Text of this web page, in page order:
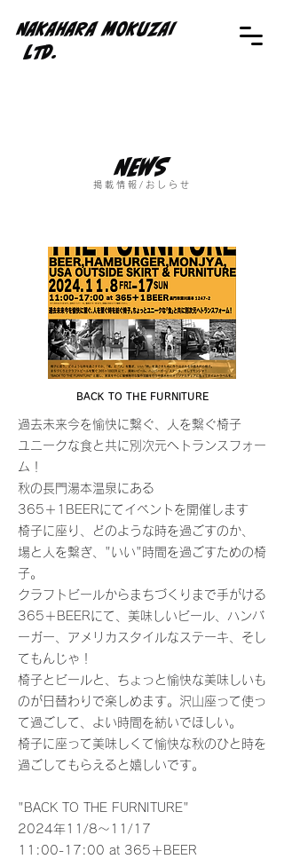
NAKAHARA MOKUZAI
Ltd.
News
掲載情報/おしらせ
​BACK TO THE FURNITURE
過去未来今を愉快に繋ぐ、人を繋ぐ椅子
ユニークな食と共に別次元へトランスフォー
ム！
秋の長門湯本温泉にある
365＋1BEERにてイベントを開催します
椅子に座り、どのような時を過ごすのか、
場と人を繋ぎ、"いい"時間を過ごすための椅
子。
クラフトビールからまちづくりまで手がける
365＋BEERにて、美味しいビール、ハンバ
ーガー、アメリカスタイルなステーキ、そし
てもんじゃ！
椅子とビールと、ちょっと愉快な美味しいも
のが日替わりで楽しめます。沢山座って使っ
て過ごして、よい時間を紡いでほしい。
椅子に座って美味しくて愉快な秋のひと時を
過ごしてもらえると嬉しいです。
"BACK TO THE FURNITURE"
2024年11/8〜11/17
11:00-17:00 at 365＋BEER